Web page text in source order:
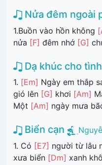
Nửa đêm ngoài
1.Buồn vào hồn không
nửa [F] đêm nhớ [G]
Dạ khúc cho
1. [Em] Ngày em thắp
gió lên [G] khơi [Am]
Một [Am] ngày mưa
Biển cạn
1. Có [E7] người từ lâu
xưa biển [Dm] xanh